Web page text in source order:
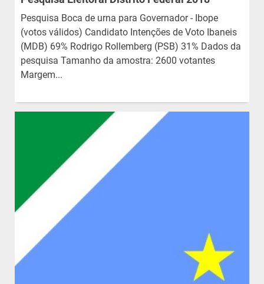
Pesquisa Boca de urna para Governador - Ibope
(votos válidos) Candidato Intenções de Voto Ibaneis
(MDB) 69% Rodrigo Rollemberg (PSB) 31% Dados da
pesquisa Tamanho da amostra: 2600 votantes
Margem...